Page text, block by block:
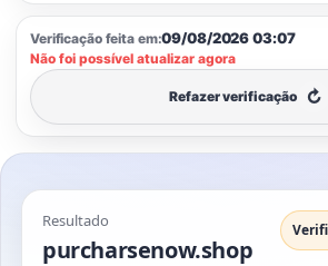
Verificação feita em:09/08/2026 03:07
Não foi possível atualizar agora
Refazer verificação ↻
Resultado
purcharsenow.shop